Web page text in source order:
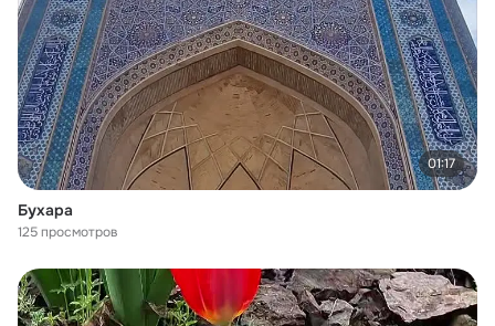
01:17
Бухара
125 просмотров